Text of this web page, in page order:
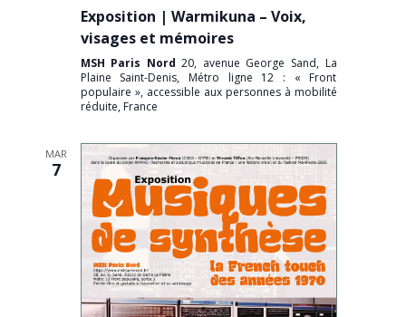
Exposition | Warmikuna – Voix,
visages et mémoires
MSH Paris Nord20, avenue George Sand, La
Plaine Saint-Denis, Métro ligne 12 : « Front
populaire », accessible aux personnes à mobilité
réduite, France
MAR
7